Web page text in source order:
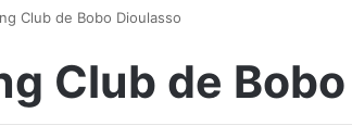
Club de Bobo Dioulasso
Club de